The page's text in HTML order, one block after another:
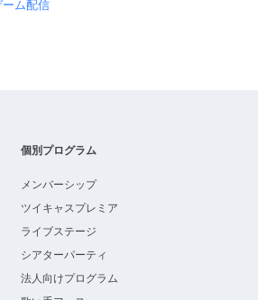
ーム配信
個別プログラム
メンバーシップ
ツイキャスプレミア
ライブステージ
シアターパーティ
法人向けプログラム